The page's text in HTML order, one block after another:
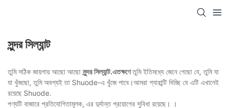
সুন্দর সিল্যান্ট
তুমি সঠিক জায়গায় আছো আছো সুন্দর সিল্যান্ট.এতক্ষণেতুমি ইতিমধ্যে জেনে গেছো যে, তুমি যা
যা খুঁজছো, তুমি অবশ্যই তা Shuode-এ খুঁজে পাবে।আমরা গ্যারান্টি দিচ্ছি যে এটি এখানেই
রয়েছে Shuode.
পণ্যটি বাজারে প্রতিযোগিতামূলক, এর দুর্দান্ত প্রয়োগের সুবিধা রয়েছে। ।